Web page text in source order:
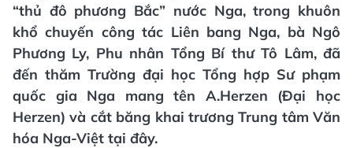
“thủ đô phương Bắc” nước Nga, trong khuôn
khổ chuyến công tác Liên bang Nga, bà Ngô
Phương Ly, Phu nhân Tổng Bí thư Tô Lâm, đã
đến thăm Trường đại học Tổng hợp Sư phạm
quốc gia Nga mang tên A.Herzen (Đại học
Herzen) và cắt băng khai trương Trung tâm Văn
hóa Nga-Việt tại đây.